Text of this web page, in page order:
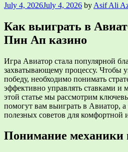
July 4, 2026July 4, 2026 by Asif Ali
Как выиграть в
Пин Ап казино
Игра Авиатор стала популярной
захватывающему процессу. Чтобы
победу, необходимо понимать
эффективно управлять ставками и
этой статье мы рассмотрим
помогут вам выиграть в Авиатор, а
полезных советов для
Понимание механики